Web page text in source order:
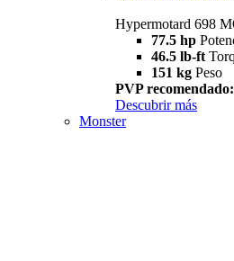
Hypermotard 698
77.5 hp
46.5 lb-ft
151 kg Peso
PVP
Descubrir más
Monster